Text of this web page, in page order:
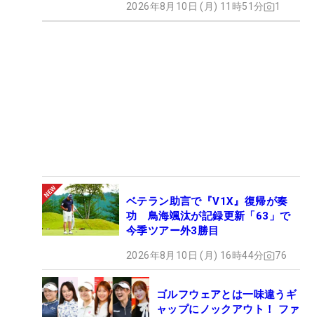
2026年8月10日 (月) 11時51分 1
ベテラン助言で『V1X』復帰が奏
功 鳥海颯汰が記録更新「63」で
今季ツアー外3勝目
2026年8月10日 (月) 16時44分 76
ゴルフウェアとは一味違うギ
ャップにノックアウト！ ファ